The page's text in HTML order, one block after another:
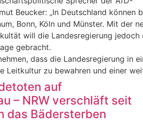
Beucker: „In Deutschland
Bonn, Köln und Münster. Mit der
will die Landesregierung
gebracht.
dass die Landesregierung in
Leitkultur zu bewahren und einer
auf
– NRW verschläft seit
das Bädersterben